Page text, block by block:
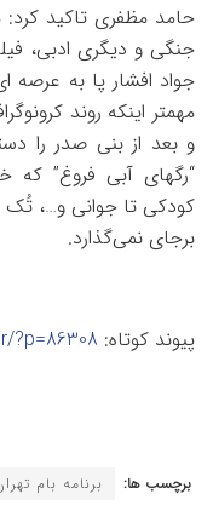
حامد مظفری تاکید
جنگی و دیگری ادبی،
جواد افشار پا به عرصه
مهمتر اینکه روند
و بعد از بنی صدر را
“رگهای آبی فروغ” که
کودکی تا جوانی و…، تُک
برجای نمی‌گذارد.
پیوند کوتاه: ?p=86308
برچسب ها: برنامه بام